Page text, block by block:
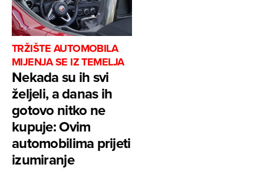
TRŽIŠTE AUTOMOBILA
MIJENJA SE IZ TEMELJA
Nekada su ih svi
željeli, a danas ih
gotovo nitko ne
kupuje: Ovim
automobilima prijeti
izumiranje